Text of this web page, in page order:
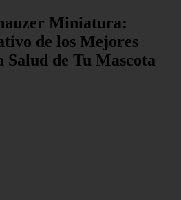
Miniatura:
de los Mejores
de Tu Mascota